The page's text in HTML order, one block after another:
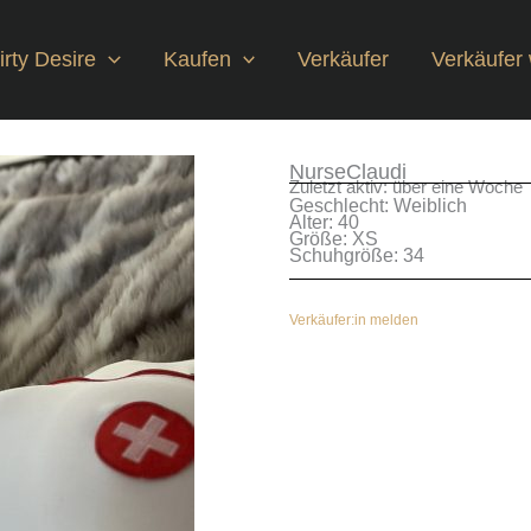
Desire Kaufen Verkäufer Verkäufer
NurseClaudi
Zuletzt aktiv: über eine Woche
Geschlecht: Weiblich
Alter: 40
Größe: XS
Schuhgröße: 34
Verkäufer:in melden